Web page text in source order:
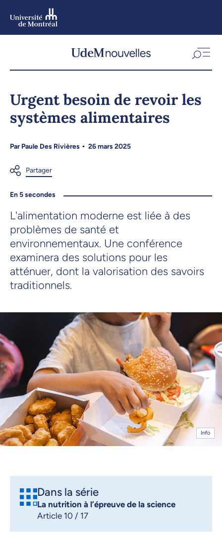
Urgent besoin de revoir les
systèmes alimentaires
ParPaule Des Rivières 26 mars 2025
En 5 secondes
L'alimentation moderne est liée à des
problèmes de santé et
environnementaux. Une conférence
examinera des solutions pour les
atténuer, dont la valorisation des savoirs
traditionnels.
Info
Dans la série
La nutrition à l’épreuve de la science
Article 10 / 17